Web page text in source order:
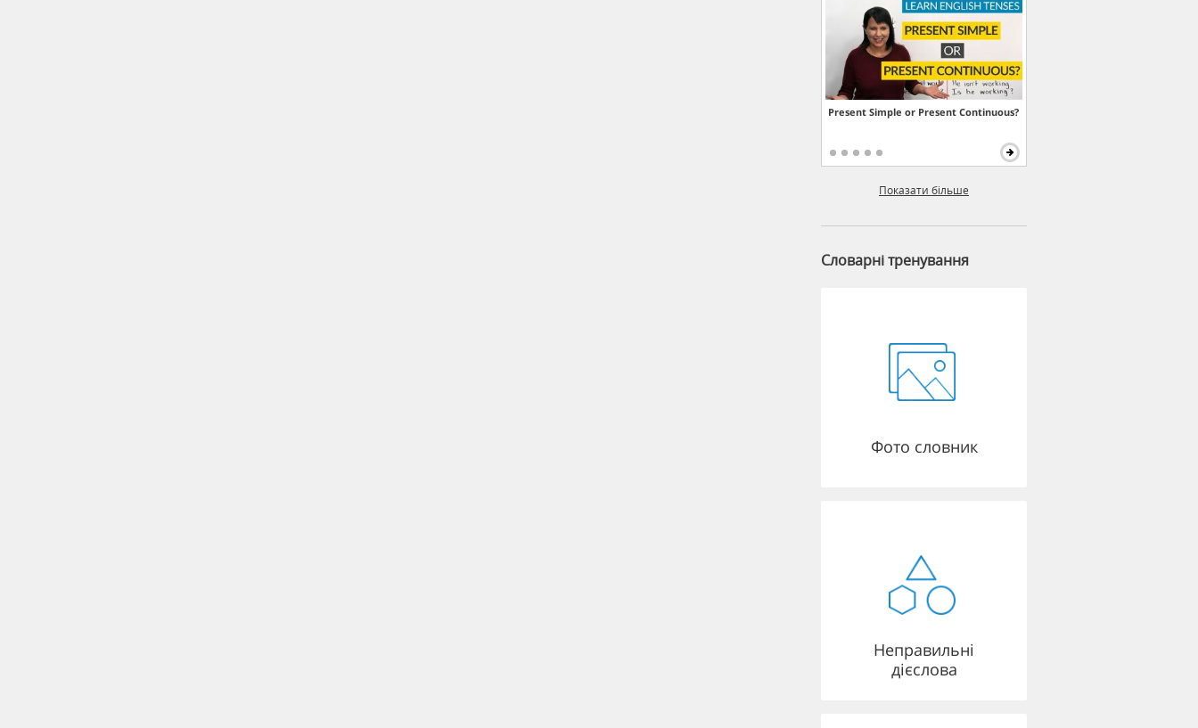
Present Simple or Present Continuous?
Показати більше
Словарні тренування
Фото словник
Неправильні
дієслова